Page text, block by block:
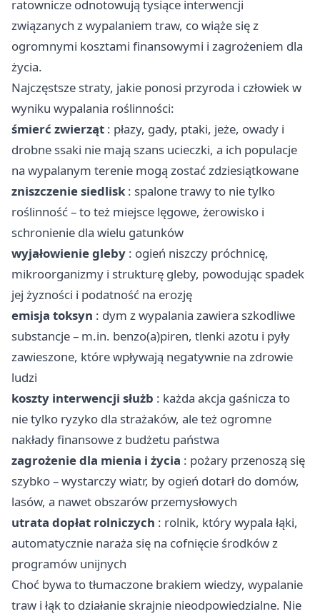
ratownicze odnotowują tysiące interwencji
związanych z wypalaniem traw, co wiąże się z
ogromnymi kosztami finansowymi i zagrożeniem dla
życia.
Najczęstsze straty, jakie ponosi przyroda i człowiek w
wyniku wypalania roślinności:
śmierć zwierząt : płazy, gady, ptaki, jeże, owady i
drobne ssaki nie mają szans ucieczki, a ich populacje
na wypalanym terenie mogą zostać zdziesiątkowane
zniszczenie siedlisk : spalone trawy to nie tylko
roślinność – to też miejsce lęgowe, żerowisko i
schronienie dla wielu gatunków
wyjałowienie gleby : ogień niszczy próchnicę,
mikroorganizmy i strukturę gleby, powodując spadek
jej żyzności i podatność na erozję
emisja toksyn : dym z wypalania zawiera szkodliwe
substancje – m.in. benzo(a)piren, tlenki azotu i pyły
zawieszone, które wpływają negatywnie na zdrowie
ludzi
koszty interwencji służb : każda akcja gaśnicza to
nie tylko ryzyko dla strażaków, ale też ogromne
nakłady finansowe z budżetu państwa
zagrożenie dla mienia i życia : pożary przenoszą się
szybko – wystarczy wiatr, by ogień dotarł do domów,
lasów, a nawet obszarów przemysłowych
utrata dopłat rolniczych : rolnik, który wypala łąki,
automatycznie naraża się na cofnięcie środków z
programów unijnych
Choć bywa to tłumaczone brakiem wiedzy, wypalanie
traw i łąk to działanie skrajnie nieodpowiedzialne. Nie